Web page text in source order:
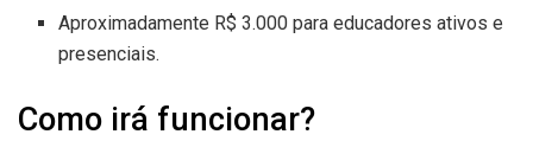
Aproximadamente R$ 3.000 para educadores ativos e
presenciais.
Como irá funcionar?